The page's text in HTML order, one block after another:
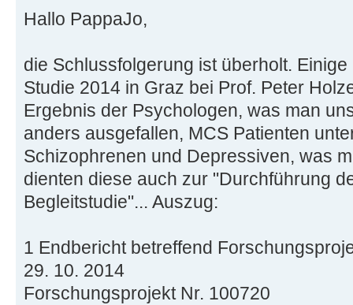
Hallo PappaJo,
die Schlussfolgerung ist überholt.
Studie 2014 in Graz bei Prof. Peter
Ergebnis der Psychologen, was man
anders ausgefallen, MCS Patienten
Schizophrenen und Depressiven, was
dienten diese auch zur "Durchführung
Begleitstudie"... Auszug:
1 Endbericht betreffend
29. 10. 2014
Forschungsprojekt Nr. 100720